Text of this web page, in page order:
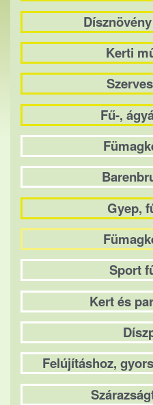
Kerti
Fű-,
Gyep,
Sport
Kert és
Felújításhoz,